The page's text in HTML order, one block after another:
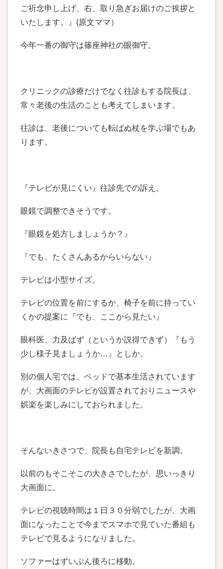
ご祈念申し上げ、右、取り急ぎお届けのご挨拶と
いたします。』(原文ママ）
今年一番の御守は篠座神社の眼御守。
クリニックの診療だけでなく往診もする院長は、
常々老後の生活のことも考えてしまいます。
往診は、老後についても転ばぬ杖を学ぶ場でもあ
ります。
『テレビが見にくい』往診先での訴え。
眼鏡で調整できそうです。
『眼鏡を処方しましょうか？』
『でも、たくさんあるからいらない』
テレビは小型サイズ。
テレビの位置を前にするか、椅子を前に持ってい
くかの提案に『でも、ここから見たい』
眼科医、力及ばず（というか説得できず）『もう
少し様子見ましょうか…』としか。
別の個人宅では、ベッドで基本生活されています
が、大画面のテレビが設置されておりニュースや
娯楽を楽しみにしておられました。
そんないきさつで、院長も自宅テレビを新調。
以前のもそこそこの大きさでしたが、思いっきり
大画面に。
テレビの視聴時間は１日３０分弱でしたが、大画
面になったことで今までスマホで見ていた番組も
テレビで見るようになりました。
ソファーはずいぶん後ろに移動。